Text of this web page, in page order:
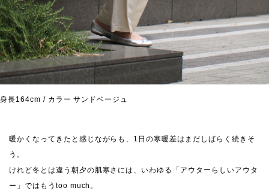
身長164cm / カラー サンドベージュ
暖かくなってきたと感じながらも、1日の寒暖差はまだしばらく続きそ
う。
けれど冬とは違う朝夕の肌寒さには、いわゆる「アウターらしいアウタ
ー」ではもうtoo much。